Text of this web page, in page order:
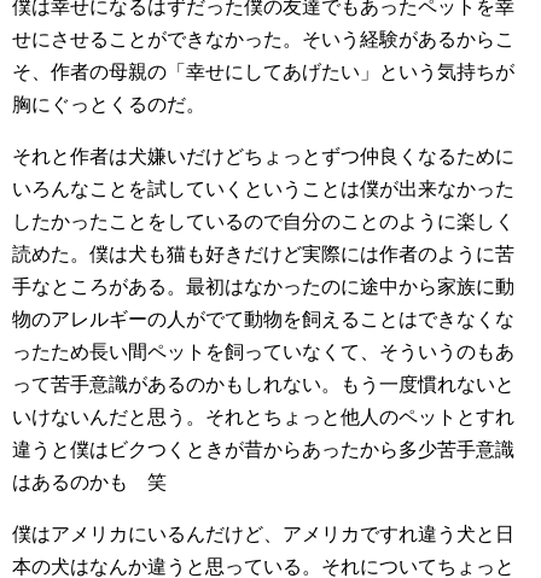
僕は幸せになるはずだった僕の友達でもあったペットを幸
せにさせることができなかった。そいう経験があるからこ
そ、作者の母親の「幸せにしてあげたい」という気持ちが
胸にぐっとくるのだ。
それと作者は犬嫌いだけどちょっとずつ仲良くなるために
いろんなことを試していくということは僕が出来なかった
したかったことをしているので自分のことのように楽しく
読めた。僕は犬も猫も好きだけど実際には作者のように苦
手なところがある。最初はなかったのに途中から家族に動
物のアレルギーの人がでて動物を飼えることはできなくな
ったため長い間ペットを飼っていなくて、そういうのもあ
って苦手意識があるのかもしれない。もう一度慣れないと
いけないんだと思う。それとちょっと他人のペットとすれ
違うと僕はビクつくときが昔からあったから多少苦手意識
はあるのかも 笑
僕はアメリカにいるんだけど、アメリカですれ違う犬と日
本の犬はなんか違うと思っている。それについてちょっと